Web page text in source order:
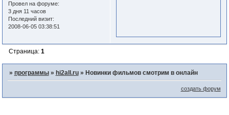
Провел на форуме:
3 дня 11 часов
Последний визит:
2008-06-05 03:38:51
Страница: 1
» программы » hi2all.ru » Новинки фильмов смотрим в онлайн
создать форум